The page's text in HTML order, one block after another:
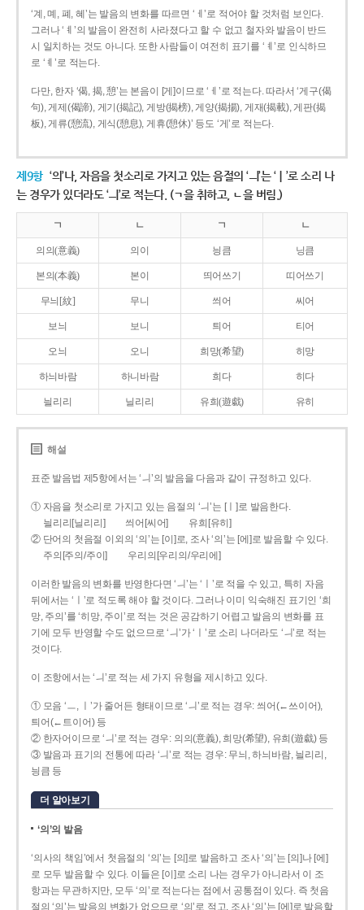
‘계, 몌, 폐, 혜’는 발음의 변화를 따르면 ‘ㅔ’로 적어야 할 것처럼 보인다.
그러나 ‘ㅖ’의 발음이 완전히 사라졌다고 할 수 없고 철자와 발음이 반드
시 일치하는 것도 아니다. 또한 사람들이 여전히 표기를 ‘ㅖ’로 인식하므
로 ‘ㅖ’로 적는다.
다만, 한자 ‘偈, 揭, 憩’는 본음이 [게]이므로 ‘ㅔ’로 적는다. 따라서 ‘게구(偈
句), 게제(偈諦), 게기(揭記), 게방(揭榜), 게양(揭揚), 게재(揭載), 게판(揭
板), 게류(憩流), 게식(憩息), 게휴(憩休)’ 등도 ‘게’로 적는다.
제9항 ‘의’나, 자음을 첫소리로 가지고 있는 음절의 ‘ㅢ’는 ‘ㅣ’로 소리 나
는 경우가 있더라도 ‘ㅢ’로 적는다. (ㄱ을 취하고, ㄴ을 버림.)
ㄱ ㄴ ㄱ ㄴ
의의(意義) 의이 닁큼 닝큼
본의(本義) 본이 띄어쓰기 띠어쓰기
무늬[紋] 무니 씌어 씨어
보늬 보니 틔어 티어
오늬 오니 희망(希望) 히망
하늬바람 하니바람 희다 히다
늴리리 닐리리 유희(遊戱) 유히
해설
표준 발음법 제5항에서는 ‘ㅢ’의 발음을 다음과 같이 규정하고 있다.
① 자음을 첫소리로 가지고 있는 음절의 ‘ㅢ’는 [ㅣ]로 발음한다.
늴리리[닐리리]
씌어[씨어]
유희[유히]
② 단어의 첫음절 이외의 ‘의’는 [이]로, 조사 ‘의’는 [에]로 발음할 수 있다.
주의[주의/주이]
우리의[우리의/우리에]
이러한 발음의 변화를 반영한다면 ‘ㅢ’는 ‘ㅣ’로 적을 수 있고, 특히 자음
뒤에서는 ‘ㅣ’로 적도록 해야 할 것이다. 그러나 이미 익숙해진 표기인 ‘희
망, 주의’를 ‘히망, 주이’로 적는 것은 공감하기 어렵고 발음의 변화를 표
기에 모두 반영할 수도 없으므로 ‘ㅢ’가 ‘ㅣ’로 소리 나더라도 ‘ㅢ’로 적는
것이다.
이 조항에서는 ‘ㅢ’로 적는 세 가지 유형을 제시하고 있다.
① 모음 ‘ㅡ, ㅣ’가 줄어든 형태이므로 ‘ㅢ’로 적는 경우: 씌어(←쓰이어),
틔어(←트이어) 등
② 한자어이므로 ‘ㅢ’로 적는 경우: 의의(意義), 희망(希望), 유희(遊戱) 등
③ 발음과 표기의 전통에 따라 ‘ㅢ’로 적는 경우: 무늬, 하늬바람, 늴리리,
닁큼 등
더 알아보기
‘의’의 발음
‘의사의 책임’에서 첫음절의 ‘의’는 [의]로 발음하고 조사 ‘의’는 [의]나 [에]
로 모두 발음할 수 있다. 이들은 [이]로 소리 나는 경우가 아니라서 이 조
항과는 무관하지만, 모두 ‘의’로 적는다는 점에서 공통점이 있다. 즉 첫음
절의 ‘의’는 발음의 변화가 없으므로 ‘의’로 적고, 조사 ‘의’는 [에]로 발음할